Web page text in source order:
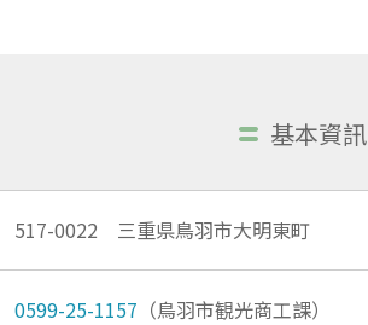
基本資訊
517-0022 三重県鳥羽市大明東町
0599-25-1157 （鳥羽市観光商工課）